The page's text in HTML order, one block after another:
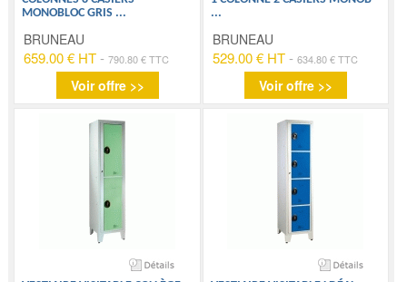
MONOBLOC GRIS ...
BRUNEAU
659.00 € HT -790.80 € TTC
Voir offre >>
...
BRUNEAU
529.00 € HT- 634.80 € TTC
Voir offre >>